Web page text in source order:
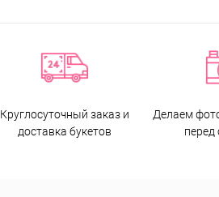
Круглосуточный заказ и
доставка букетов
Делаем
перед